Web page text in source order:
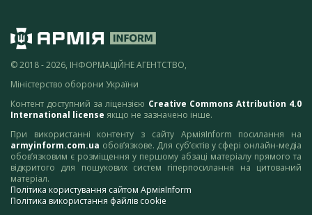
© 2018 - 2026, ІНФОРМАЦІЙНЕ АГЕНТСТВО,
Міністерство оборони України
Контент доступний за ліцензією Creative Commons Attribution 4.0
International license якщо не зазначено інше.
При використанні контенту з сайту АрміяInform посилання на
armyinform.com.ua обов’язкове. Для суб’єктів у сфері онлайн-медіа
обов’язковим є розміщення у першому абзаці матеріалу прямого та
відкритого для пошукових систем гіперпосилання на цитований
матеріал.
Політика користування сайтом АрміяInform
Політика використання файлів cookie